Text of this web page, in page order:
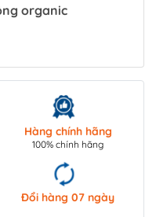
organic
Hàng chính hãng
100% chính hãng
Đổi hàng 07 ngày